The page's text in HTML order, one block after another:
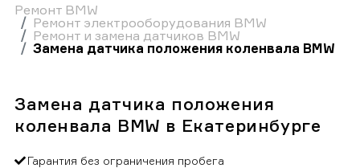
Ремонт BMW
Ремонт электрооборудования BMW
Ремонт и замена датчиков BMW
Замена датчика положения коленвала BMW
Замена датчика положения
коленвала BMW в Екатеринбурге
Гарантия без ограничения пробега